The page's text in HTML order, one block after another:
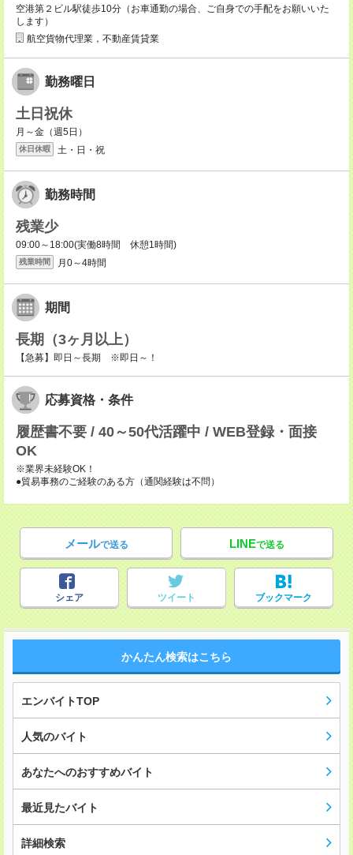
空港第２ビル駅徒歩10分（お車通勤の場合、ご自身での手配をお願いいた
します）
航空貨物代理業，不動産賃貸業
勤務曜日
土日祝休
月～金（週5日）
休日休暇 土・日・祝
勤務時間
残業少
09:00～18:00(実働8時間 休憩1時間)
残業時間 月0～4時間
期間
長期（3ヶ月以上）
【急募】即日～長期 ※即日～！
応募資格・条件
履歴書不要 / 40～50代活躍中 / WEB登録・面接
OK
※業界未経験OK！
●貿易事務のご経験のある方（通関経験は不問）
メールで送る LINEで送る
シェア ツイート ブックマーク
かんたん検索はこちら
エンバイトTOP
人気のバイト
あなたへのおすすめバイト
最近見たバイト
詳細検索